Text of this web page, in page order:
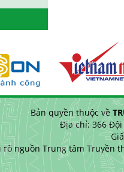
Bản quyền thuộc về
Địa chỉ: 366 Đội
rõ nguồn Trung tâm Truyền